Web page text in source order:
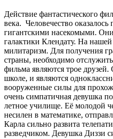
Действие фантастического
века. Человечество
гигантскими насекомыми.
галактики Клендату. На
милитаризм. Для получения
страны, необходимо
фильма являются трое
школе, и являются
вооруженные силы для
очень симпатичная девушка
летное училище. Её молодой
несилен в математике,
Карла сильно развита
разведчиком. Девушка Диззи